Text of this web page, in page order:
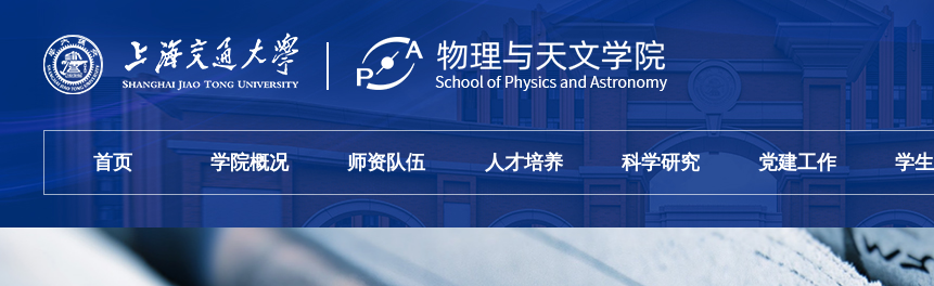
首页 学院概况 师资队伍 人才培养 科学研究 党建工作 学